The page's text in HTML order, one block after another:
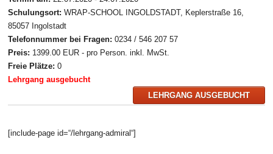
Schulungsort: WRAP-SCHOOL INGOLDSTADT, Keplerstraße 16,
85057 Ingolstadt
Telefonnummer bei Fragen: 0234 / 546 207 57
Preis: 1399.00 EUR - pro Person. inkl. MwSt.
Freie Plätze: 0
Lehrgang ausgebucht
LEHRGANG AUSGEBUCHT
[include-page id=“/lehrgang-admiral“]